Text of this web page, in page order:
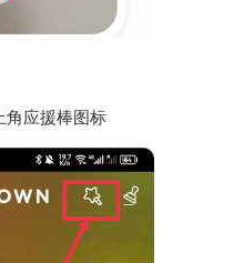
角应援棒图标